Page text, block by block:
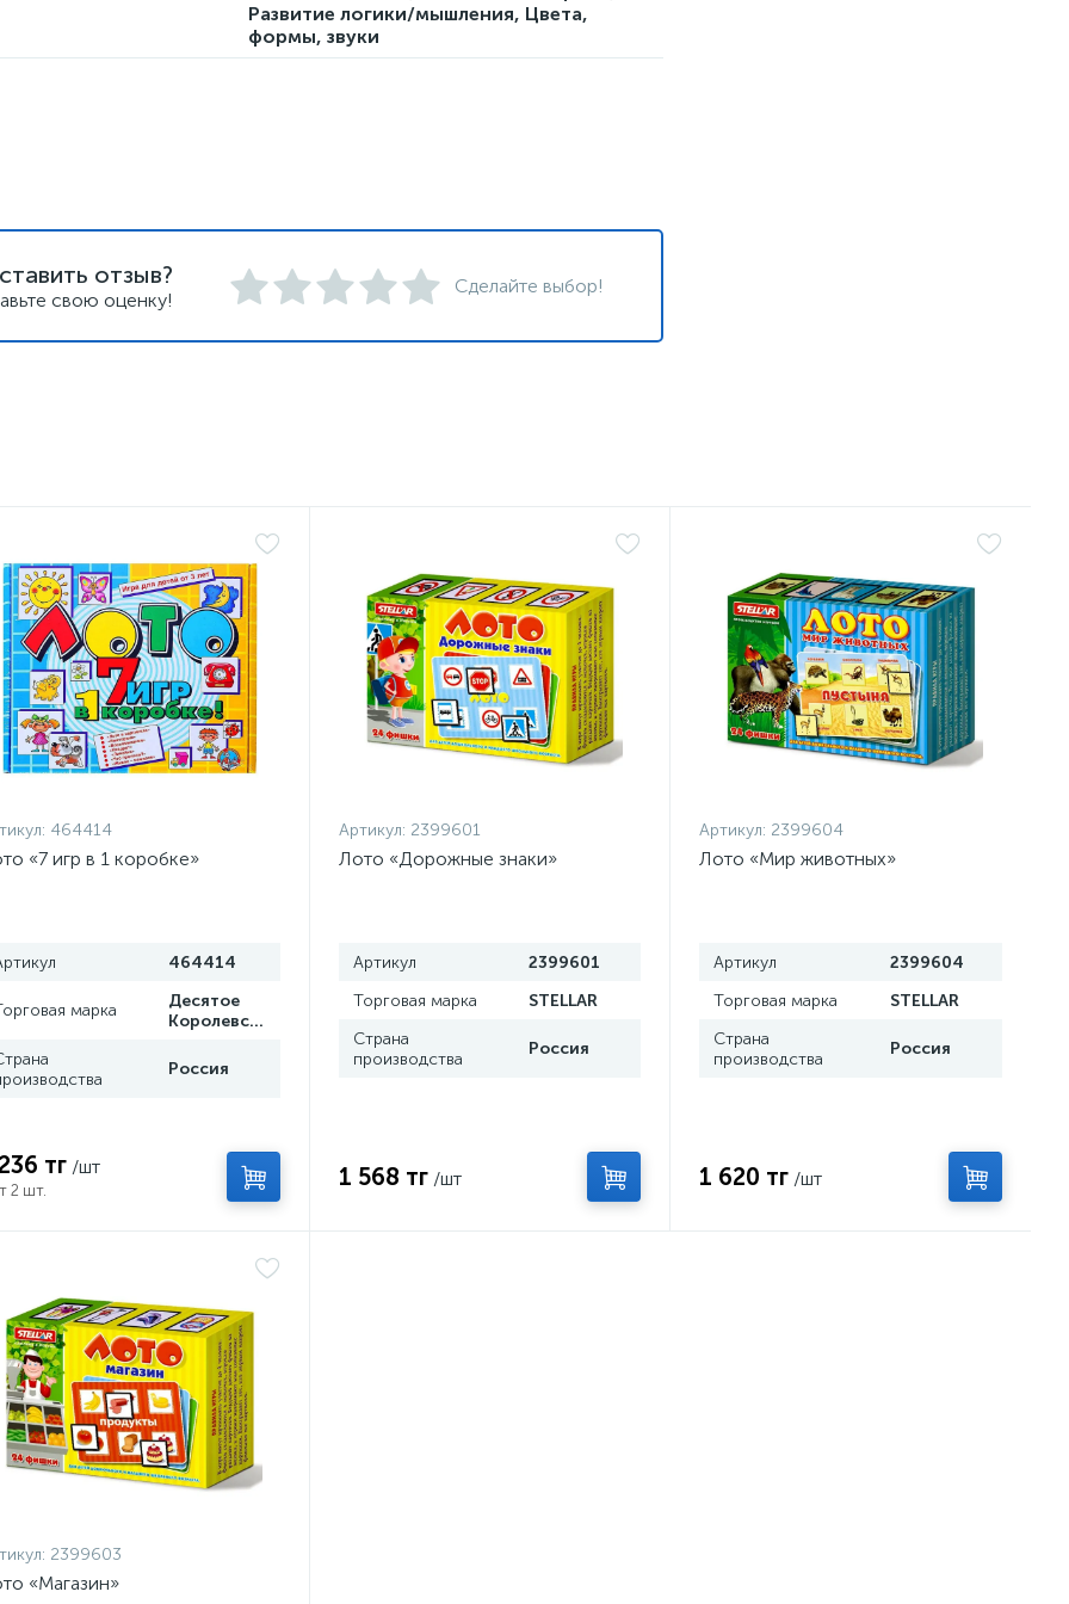
Развитие логики/мышления, Цвета,
формы, звуки
отзыв?
свою оценку!
Сделайте выбор!
464414
«7 игр в 1 коробке»
464414
марка
Десятое
Королевство
Россия
тг /шт
2 шт.
Артикул: 2399601
Лото «Дорожные знаки»
Артикул
2399601
Торговая марка
STELLAR
Страна
производства
Россия
1 568 тг /шт
Артикул: 2399604
Лото «Мир животных»
Артикул
2399604
Торговая марка
STELLAR
Страна
производства
Россия
1 620 тг /шт
2399603
«Магазин»